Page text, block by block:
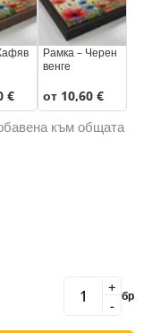
€
Рамка – Черен
венге
от 10,60 €
към общата
-
+ бр